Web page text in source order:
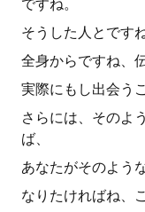
ですね。
そうした人とです
全身からですね、
実際にもし出会う
さらには、そのよ
ば、
あなたがそのよう
なりたければね、